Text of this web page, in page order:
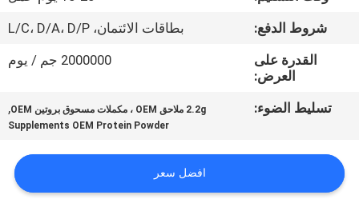
اتصل
جميع
شروط الدفع:
بطاقات الائتمان، L/C، D/A، D/P
القدرة على
العرض:
2000000 جم / يوم
تسليط الضوء: 2.2g ملاحق OEM ، مكملات مسحوق بروتين OEM ,
Supplements OEM Protein Powder
افضل سعر